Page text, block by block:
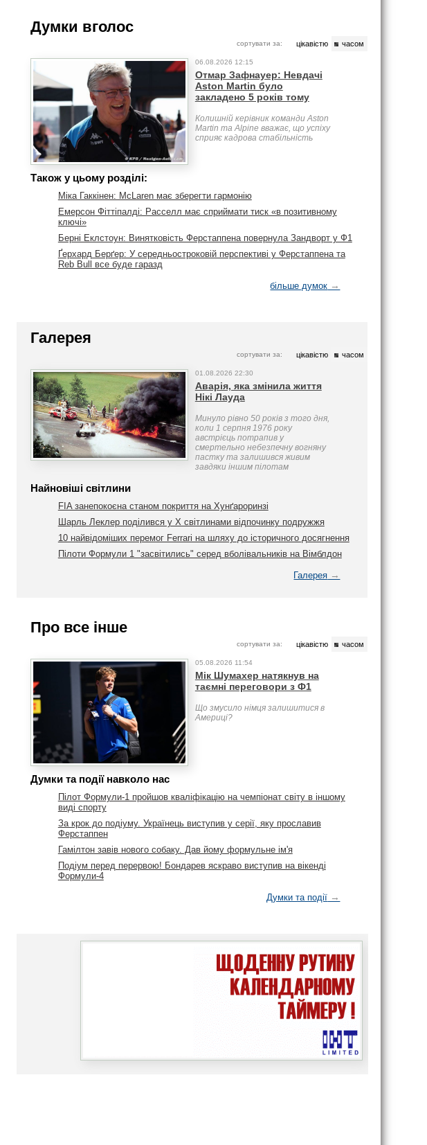
Думки вголос
сортувати за: цікавістю часом
06.08.2026 12:15
Отмар Зафнауер: Невдачі
Aston Martin було
закладено 5 років тому
Колишній керівник команди Aston
Martin та Alpine вважає, що успіху
сприяє кадрова стабільність
Також у цьому розділі:
Міка Гаккінен: McLaren має зберегти гармонію
Емерсон Фіттіпалді: Расселл має сприймати тиск «в позитивному
ключі»
Берні Еклстоун: Винятковість Ферстаппена повернула Зандворт у Ф1
Ґерхард Берґер: У середньостроковій перспективі у Ферстаппена та
Reb Bull все буде гаразд
більше думок →
Галерея
сортувати за: цікавістю часом
01.08.2026 22:30
Аварія, яка змінила життя
Нікі Лауда
Минуло рівно 50 років з того дня,
коли 1 серпня 1976 року
австрієць потрапив у
смертельно небезпечну вогняну
пастку та залишився живим
завдяки іншим пілотам
Найновіші світлини
FIA занепокоєна станом покриття на Хунґароринзі
Шарль Леклер поділився у Х світлинами відпочинку подружжя
10 найвідоміших перемог Ferrari на шляху до історичного досягнення
Пілоти Формули 1 "засвітились" серед вболівальників на Вімблдон
Галерея →
Про все інше
сортувати за: цікавістю часом
05.08.2026 11:54
Мік Шумахер натякнув на
таємні переговори з Ф1
Що змусило німця залишитися в
Америці?
Думки та події навколо нас
Пілот Формули-1 пройшов кваліфікацію на чемпіонат світу в іншому
виді спорту
За крок до подіуму. Українець виступив у серії, яку прославив
Ферстаппен
Гамілтон завів нового собаку. Дав йому формульне ім'я
Подіум перед перервою! Бондарев яскраво виступив на вікенді
Формули-4
Думки та події →